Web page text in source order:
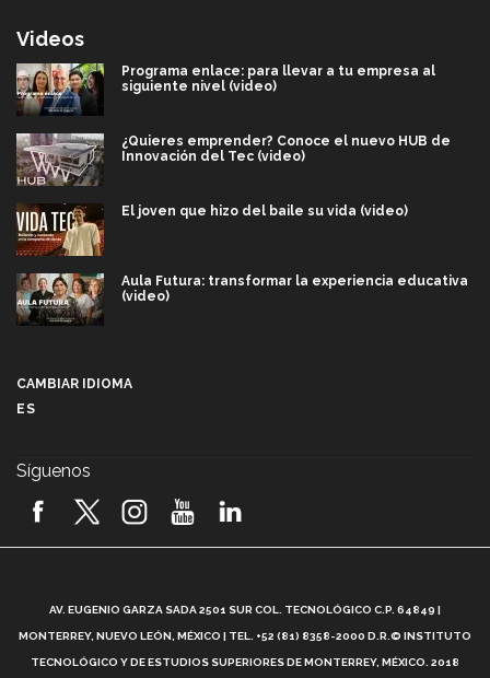
Videos
Programa enlace: para llevar a tu empresa al
siguiente nivel (video)
¿Quieres emprender? Conoce el nuevo HUB de
Innovación del Tec (video)
El joven que hizo del baile su vida (video)
Aula Futura: transformar la experiencia educativa
(video)
2026! (video)
¿Cómo es el Modelo Educativo Tec? (video)
CAMBIAR IDIOMA
ES
Síguenos
AV. EUGENIO GARZA SADA 2501 SUR COL. TECNOLÓGICO C.P. 64849 |
MONTERREY, NUEVO LEÓN, MÉXICO | TEL. +52 (81) 8358-2000 D.R.© INSTITUTO
TECNOLÓGICO Y DE ESTUDIOS SUPERIORES DE MONTERREY, MÉXICO. 2018